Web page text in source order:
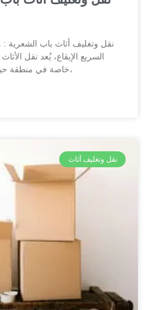
نقل وتغليف أثاث باب الشعرية :
السريع الإيقاع، يُعد نقل
خاصة في منطقة حيوية مثل باب الشعرية بالقاهرة،
نقل وتغليف أثاث